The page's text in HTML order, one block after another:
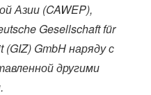
Азии (CAWEP),
Gesellschaft für
GmbH наряду с
другими